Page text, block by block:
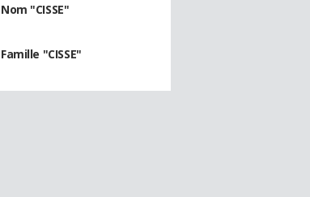
Nom "CISSE"
Famille "CISSE"